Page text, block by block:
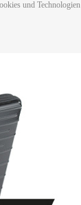
und Technologien